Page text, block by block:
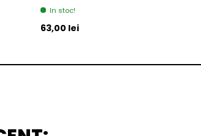
In stoc!
Pret initial
63,00 lei